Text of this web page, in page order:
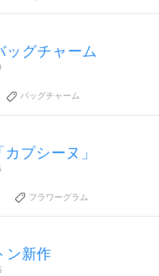
ッグチャーム
バッグチャーム
プシーヌ」
フラワーグラム
ン新作